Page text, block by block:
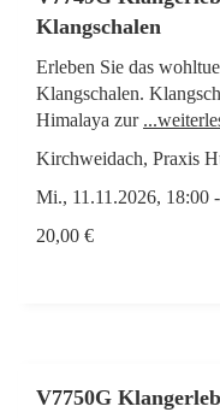
Klangschalen
Erleben Sie das
Klangschalen.
Himalaya zur
Kirchweidach, Praxis
Mi., 11.11.2026, 18:00
20,00 €
V7750G